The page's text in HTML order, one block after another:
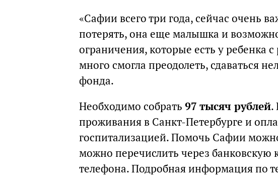
«Сафии всего три года, сейчас очень
потерять, она еще малышка и
ограничения, которые есть у ребенка
много смогла преодолеть, сдаваться
фонда.
Необходимо собрать 97 тысяч рублей.
проживания в Санкт-Петербурге и
госпитализацией. Помочь Сафии
можно перечислить через банковскую
телефона. Подробная информация по